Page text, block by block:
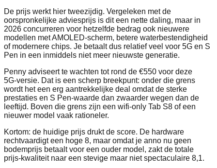
De prijs werkt hier tweezijdig. Vergeleken met de
oorspronkelijke adviesprijs is dit een nette daling, maar in
2026 concurreren voor hetzelfde bedrag ook nieuwere
modellen met AMOLED‑scherm, betere waterbestendigheid
of modernere chips. Je betaalt dus relatief veel voor 5G en S
Pen in een inmiddels niet meer nieuwste generatie.
Penny adviseert te wachten tot rond de €550 voor deze
5G‑versie. Dat is een scherp breekpunt: onder die grens
wordt het een erg aantrekkelijke deal omdat de sterke
prestaties en S Pen‑waarde dan zwaarder wegen dan de
leeftijd. Boven die grens zijn een wifi‑only Tab S8 of een
nieuwer model vaak rationeler.
Kortom: de huidige prijs drukt de score. De hardware
rechtvaardigt een hoge 8, maar omdat je anno nu geen
bodemprijs betaalt voor een ouder model, zakt de totale
prijs‑kwaliteit naar een stevige maar niet spectaculaire 8,1.